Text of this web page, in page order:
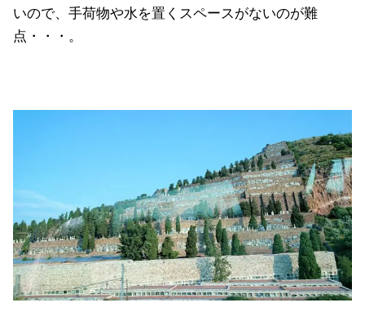
いので、手荷物や水を置くスペースがないのが難
点・・・。